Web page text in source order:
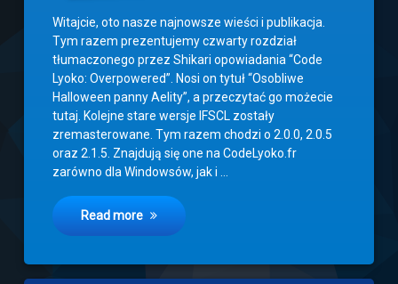
Witajcie, oto nasze najnowsze wieści i publikacja.
Tym razem prezentujemy czwarty rozdział
tłumaczonego przez Shikari opowiadania “Code
Lyoko: Overpowered”. Nosi on tytuł “Osobliwe
Halloween panny Aelity”, a przeczytać go możecie
tutaj. Kolejne stare wersje IFSCL zostały
zremasterowane. Tym razem chodzi o 2.0.0, 2.0.5
oraz 2.1.5. Znajdują się one na CodeLyoko.fr
zarówno dla Windowsów, jak i …
Read more